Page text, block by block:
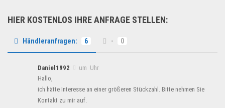
HIER KOSTENLOS IHRE ANFRAGE STELLEN:
Händleranfragen: 6 - 0
Daniel1992
um Uhr
Hallo,
ich hätte Interesse an einer größeren Stückzahl. Bitte nehmen Sie
Kontakt zu mir auf.